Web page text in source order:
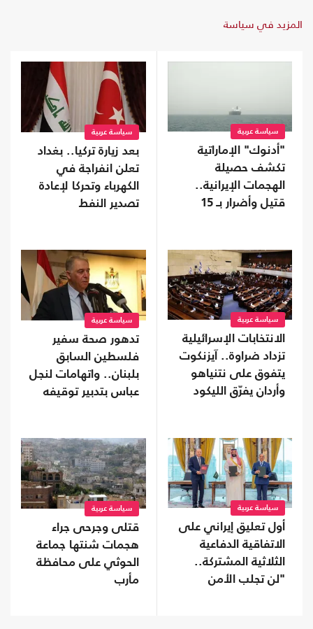
المزيد في سياسة
سياسة عربية
"أدنوك" الإماراتية
تكشف حصيلة
الهجمات الإيرانية..
قتيل وأضرار بـ 15
سياسة عربية
بعد زيارة تركيا.. بغداد
تعلن انفراجة في
الكهرباء وتحركا لإعادة
تصدير النفط
سياسة عربية
الانتخابات الإسرائيلية
تزداد ضراوة.. آيزنكوت
يتفوق على نتنياهو
وأردان يفرّق الليكود
سياسة عربية
تدهور صحة سفير
فلسطين السابق
بلبنان.. واتهامات لنجل
عباس بتدبير توقيفه
سياسة عربية
أول تعليق إيراني على
الاتفاقية الدفاعية
الثلاثية المشتركة..
"لن تجلب الأمن
سياسة عربية
قتلى وجرحى جراء
هجمات شنتها جماعة
الحوثي على محافظة
مأرب